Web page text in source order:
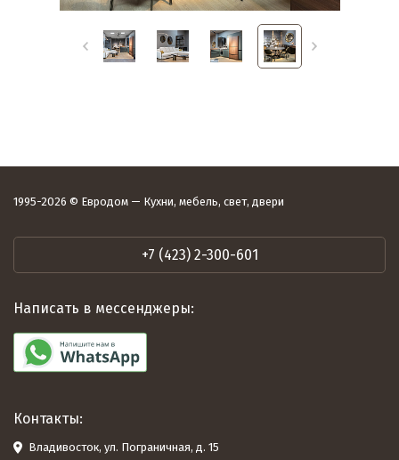
1995-2026 © Евродом — Кухни, мебель, свет, двери
+7 (423) 2-300-601
Написать в мессенджеры:
Контакты:
Владивосток, ул. Пограничная, д. 15